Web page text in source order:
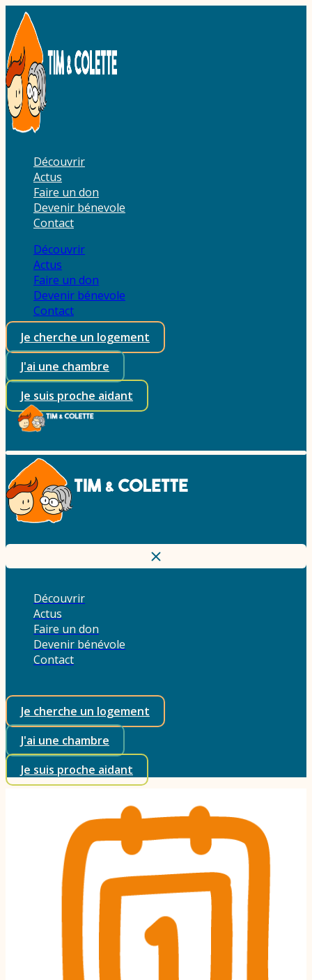
Aller
au
contenu
Découvrir
Actus
Faire un don
Devenir bénevole
Contact
Découvrir
Actus
Faire un don
Devenir bénevole
Contact
Je cherche un logement
J'ai une chambre
Je suis proche aidant
Découvrir
Actus
Faire un don
Devenir bénévole
Contact
Je cherche un logement
J'ai une chambre
Je suis proche aidant